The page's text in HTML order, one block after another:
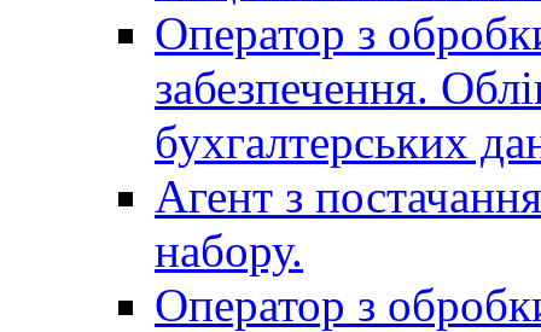
Оператор з
забезпечення.
бухгалтерських
Агент з
набору.
Оператор з